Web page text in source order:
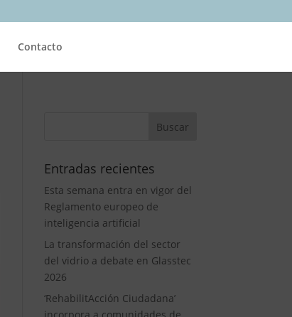
Contacto
Entradas recientes
Esta semana entra en vigor del
Reglamento europeo de
inteligencia artificial
La transformación del sector
del vidrio a debate en Glasstec
2026
‘RehabilitAcción Ciudadana’